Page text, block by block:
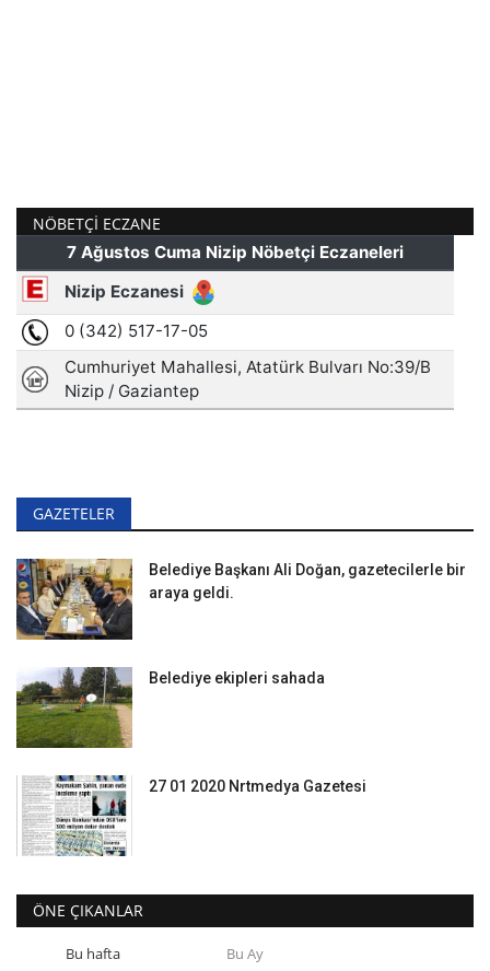
NÖBETÇI ECZANE
GAZETELER
Belediye Başkanı Ali Doğan, gazetecilerle bir
araya geldi.
Belediye ekipleri sahada
27 01 2020 Nrtmedya Gazetesi
ÖNE ÇIKANLAR
Bu hafta Bu Ay